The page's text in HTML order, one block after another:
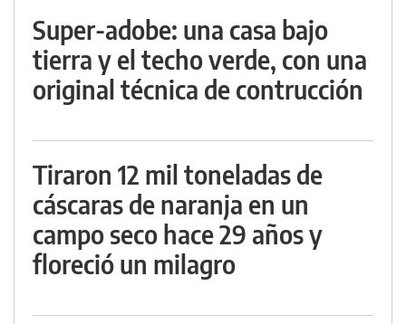
Super-adobe: una casa bajo
tierra y el techo verde, con una
original técnica de contrucción
Tiraron 12 mil toneladas de
cáscaras de naranja en un
campo seco hace 29 años y
floreció un milagro